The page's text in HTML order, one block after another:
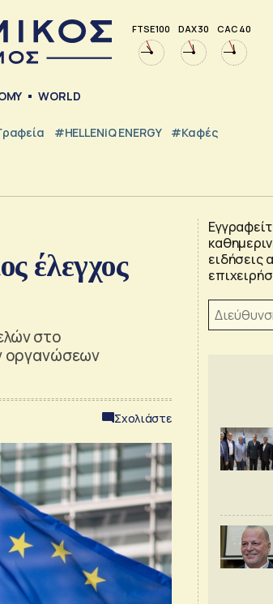
FTSE 100 DAX 30 CAC 40
WORLD
#HELLENiQ ENERGY #καφές
έλεγχος
στο
οργανώσεων
Σχολιάστε
ειδήσεις